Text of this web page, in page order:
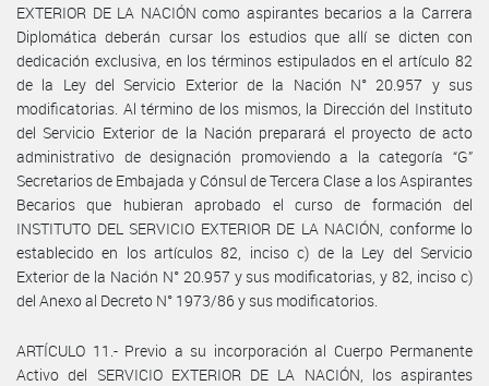
EXTERIOR DE LA NACIÓN como aspirantes becarios a la Carrera
Diplomática deberán cursar los estudios que allí se dicten con
dedicación exclusiva, en los términos estipulados en el artículo 82
de la Ley del Servicio Exterior de la Nación N° 20.957 y sus
modificatorias. Al término de los mismos, la Dirección del Instituto
del Servicio Exterior de la Nación preparará el proyecto de acto
administrativo de designación promoviendo a la categoría “G”
Secretarios de Embajada y Cónsul de Tercera Clase a los Aspirantes
Becarios que hubieran aprobado el curso de formación del
INSTITUTO DEL SERVICIO EXTERIOR DE LA NACIÓN, conforme lo
establecido en los artículos 82, inciso c) de la Ley del Servicio
Exterior de la Nación N° 20.957 y sus modificatorias, y 82, inciso c)
del Anexo al Decreto N° 1973/86 y sus modificatorios.
ARTÍCULO 11.- Previo a su incorporación al Cuerpo Permanente
Activo del SERVICIO EXTERIOR DE LA NACIÓN, los aspirantes